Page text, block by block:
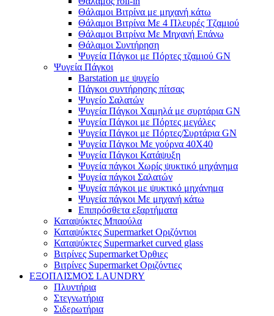
Θάλαμοι Βιτρίνα με μηχανή κάτω
Θάλαμοι Βιτρίνα Με 4 Πλευρές Τζαμιού
Θάλαμοι Βιτρίνα Με Μηχανή Επάνω
Θάλαμοι Συντήρηση
Ψυγεία Πάγκοι με Πόρτες τζαμιού GN
Ψυγεία Πάγκοι
Barstation με ψυγείο
Πάγκοι συντήρησης πίτσας
Ψυγείο Σαλατών
Ψυγεία Πάγκοι Χαμηλά με συρτάρια GN
Ψυγεία Πάγκοι με Πόρτες μεγάλες
Ψυγεία Πάγκοι με Πόρτες/Συρτάρια GN
Ψυγεία Πάγκοι Με γούρνα 40Χ40
Ψυγεία Πάγκοι Κατάψυξη
Ψυγεία πάγκοι Χωρίς ψυκτικό μηχάνημα
Ψυγεία πάγκοι Σαλατών
Ψυγεία πάγκοι με ψυκτικό μηχάνημα
Ψυγεία πάγκοι Με μηχανή κάτω
Επιπρόσθετα εξαρτήματα
Καταψύκτες Μπαούλα
Καταψύκτες Supermarket Οριζόντιοι
Καταψύκτες Supermarket curved glass
Βιτρίνες Supermarket Όρθιες
Βιτρίνες Supermarket Οριζόντιες
ΕΞΟΠΛΙΣΜΟΣ LAUNDRY
Πλυντήρια
Στεγνωτήρια
Σιδερωτήρια